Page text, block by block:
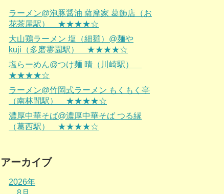
ラーメン@泡豚醤油 薩摩家 葛飾店（お
花茶屋駅） ★★★★☆
大山鶏ラーメン 塩（細麺）@麺や
kuji（多磨霊園駅） ★★★★☆
塩らーめん@つけ麺 晴（川崎駅）
★★★★☆
ラーメン@竹岡式ラーメン もくもく亭
（南林間駅） ★★★★☆
濃厚中華そば@濃厚中華そば つる縁
（葛西駅） ★★★★☆
アーカイブ
2026年